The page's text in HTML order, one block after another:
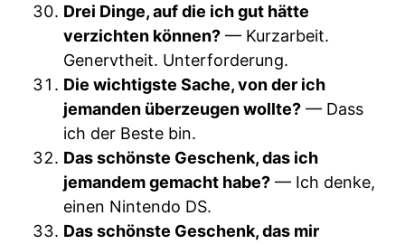
Drei Dinge, auf die ich gut hätte
verzichten können? — Kurzarbeit.
Genervtheit. Unterforderung.
Die wichtigste Sache, von der ich
jemanden überzeugen wollte? — Dass
ich der Beste bin.
Das schönste Geschenk, das ich
jemandem gemacht habe? — Ich denke,
einen Nintendo DS.
Das schönste Geschenk, das mir